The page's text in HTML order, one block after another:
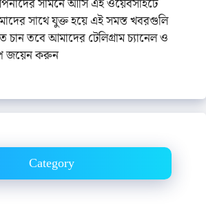
সাথে যুক্ত হয়ে এই সমস্ত খবরগুলি
তবে আমাদের টেলিগ্রাম চ্যানেল ও
জয়েন করুন
Category